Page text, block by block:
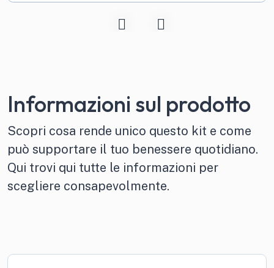
Informazioni sul prodotto
Scopri cosa rende unico questo kit e come
può supportare il tuo benessere quotidiano.
Qui trovi qui tutte le informazioni per
scegliere consapevolmente.